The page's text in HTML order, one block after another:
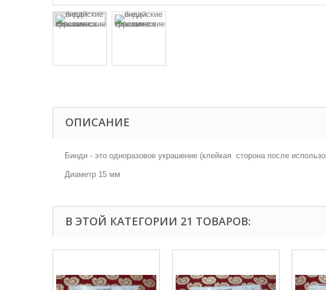
ОПИСАНИЕ
Бинди - это одноразовое украшение (клейкая сторона после
Диаметр 15 мм
В ЭТОЙ КАТЕГОРИИ 21 ТОВАРОВ: